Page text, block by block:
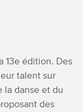
13e édition. Des
talent sur
la danse et du
des